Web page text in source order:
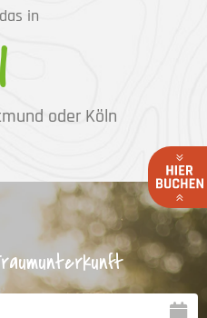
in
1
oder Köln